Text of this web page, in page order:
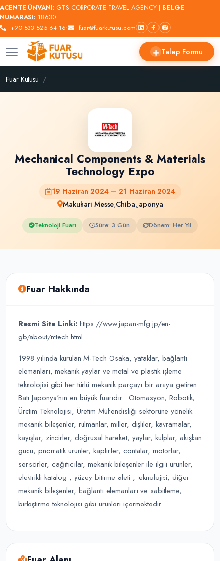
ACENTE ÜNVANI: GTS CORPORATE TRAVEL AGENCY | BELGE
NUMARASI: 18630
+90 533 525 64 16• fuar@fuarkutusu.com
Talep Formu
Fuar Kutusu
Mechanical Components & Materials
Technology Expo
19 Haziran 2024 — 21 Haziran 2024
Makuhari Messe,Chiba,Japonya
Teknoloji Fuarı Süre: 3 Gün Dönem: Her Yıl
Fuar Hakkında
Resmi Site Linki: https://www.japan-mfg.jp/en-
gb/about/mtech.html
1998 yılında kurulan M-Tech Osaka, yataklar, bağlantı
elemanları, mekanik yaylar ve metal ve plastik işleme
teknolojisi gibi her türlü mekanik parçayı bir araya getiren
Batı Japonya'nın en büyük fuarıdır. Otomasyon, Robotik,
Üretim Teknolojisi, Üretim Mühendisliği sektörüne yönelik
mekanik bileşenler, rulmanlar, miller, dişliler, kavramalar,
kayışlar, zincirler, doğrusal hareket, yaylar, kulplar, akışkan
gücü, pnömatik ürünler, kaplinler, contalar, motorlar,
sensörler, dağıtıcılar, mekanik bileşenler ile ilgili ürünler,
elektrikli katalog , yüzey bitirme aleti , teknolojisi, diğer
mekanik bileşenler, bağlantı elemanları ve sabitleme,
birleştirme teknolojisi gibi ürünleri içermektedir.